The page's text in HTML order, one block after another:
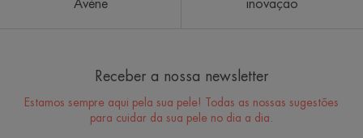
Avène
inovação
Receber a nossa newsletter
Estamos sempre aqui pela sua pele! Todas as nossas sugestões
para cuidar da sua pele no dia a dia.